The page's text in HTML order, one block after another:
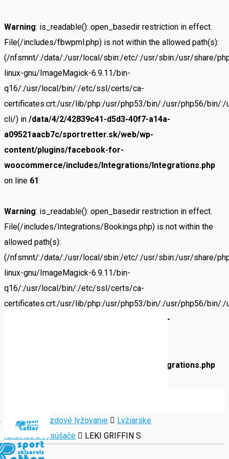
Warning: is_readable(): open_basedir restriction in effect.
File(/includes/fbwpml.php) is not within the allowed path(s):
(/nfsmnt/:/data/:/usr/local/sbin:/etc/:/usr/sbin:/usr/share/
linux-gnu/ImageMagick-6.9.11/bin-
q16/:/usr/local/bin/:/etc/ssl/certs/ca-
certificates.crt:/usr/lib/php:/usr/php53/bin/:/usr/php56/
cli/) in /data/4/2/42839c41-d5d3-40f7-a14a-
a09521aacb7c/sportretter.sk/web/wp-
content/plugins/facebook-for-
woocommerce/includes/Integrations/Integrations.php
on line 61
Warning: is_readable(): open_basedir restriction in effect.
File(/includes/Integrations/Bookings.php) is not within the
allowed path(s):
(/nfsmnt/:/data/:/usr/local/sbin:/etc/:/usr/sbin:/usr/share/
linux-gnu/ImageMagick-6.9.11/bin-
q16/:/usr/local/bin/:/etc/ssl/certs/ca-
certificates.crt:/usr/lib/php:/usr/php53/bin/:/usr/php56/
/data/4/2/42839c41-d5d3-40f7-a14a-
woocommerce/includes/Integrations/Integrations.php
Domov Zjazdové lyžovanie
Lyžiarske
rukavice a vysúšače
LEKI GRIFFIN S